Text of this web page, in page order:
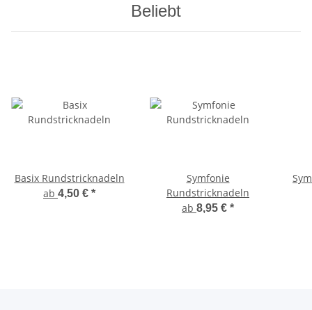
Beliebt
Basix Rundstricknadeln
ab 4,50 € *
Symfonie
Rundstricknadeln
ab 8,95 € *